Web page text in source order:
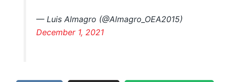
— Luis Almagro (@Almagro_OEA2015)
December 1, 2021